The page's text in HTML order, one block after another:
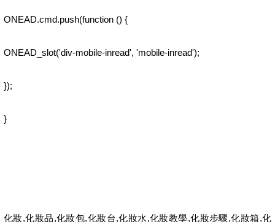
ONEAD.cmd.push(function () {
ONEAD_slot('div-mobile-inread', 'mobile-inread');
});
}
化妝,化妝品,化妝包,化妝台,化妝水,化妝教學,化妝步驟,化妝箱,化